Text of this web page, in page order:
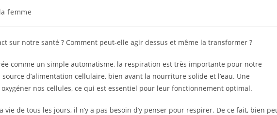
femme
sur notre santé ? Comment peut-elle agir dessus et même la transformer ?
comme un simple automatisme, la respiration est très importante pour notre
d’alimentation cellulaire, bien avant la nourriture solide et l’eau. Une
nos cellules, ce qui est essentiel pour leur fonctionnement optimal.
de tous les jours, il n’y a pas besoin d’y penser pour respirer. De ce fait, bien